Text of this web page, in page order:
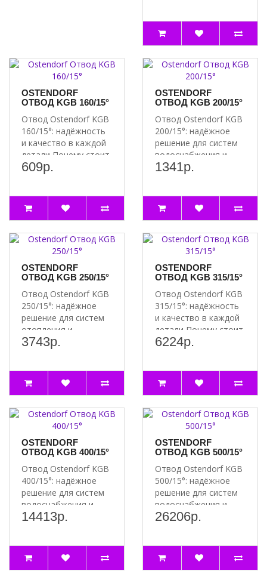
OSTENDORF
ОТВОД KGB 160/15°
Отвод Ostendorf KGB
160/15°: надёжность
и качество в каждой
детали Почему стоит
выбрать отвод..
609р.
OSTENDORF
ОТВОД KGB 200/15°
Отвод Ostendorf KGB
200/15°: надёжное
решение для систем
водоснабжения и
отопления Почему
1341р.
OSTENDORF
ОТВОД KGB 250/15°
Отвод Ostendorf KGB
250/15°: надёжное
решение для систем
отопления и
водоснабжения
3743р.
OSTENDORF
ОТВОД KGB 315/15°
Отвод Ostendorf KGB
315/15°: надёжность
и качество в каждой
детали Почему стоит
выбрать отвод..
6224р.
OSTENDORF
ОТВОД KGB 400/15°
Отвод Ostendorf KGB
400/15°: надёжное
решение для систем
водоснабжения и
канализации
14413р.
OSTENDORF
ОТВОД KGB 500/15°
Отвод Ostendorf KGB
500/15°: надёжное
решение для систем
водоснабжения и
канализации
26206р.